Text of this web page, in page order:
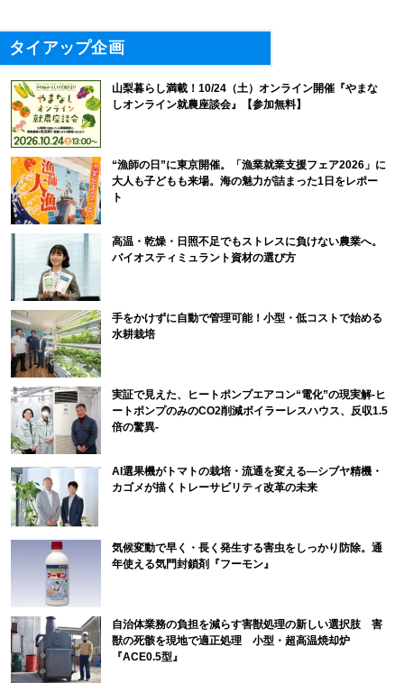
タイアップ企画
山梨暮らし満載！10/24（土）オンライン開催『やまな
しオンライン就農座談会』【参加無料】
“漁師の日”に東京開催。「漁業就業支援フェア2026」に
大人も子どもも来場。海の魅力が詰まった1日をレポー
ト
高温・乾燥・日照不足でもストレスに負けない農業へ。
バイオスティミュラント資材の選び方
手をかけずに自動で管理可能！小型・低コストで始める
水耕栽培
実証で見えた、ヒートポンプエアコン“電化”の現実解-ヒ
ートポンプのみのCO2削減ボイラーレスハウス、反収1.5
倍の驚異-
AI選果機がトマトの栽培・流通を変える―シブヤ精機・
カゴメが描くトレーサビリティ改革の未来
気候変動で早く・長く発生する害虫をしっかり防除。通
年使える気門封鎖剤『フーモン』
自治体業務の負担を減らす害獣処理の新しい選択肢 害
獣の死骸を現地で適正処理 小型・超高温焼却炉
『ACE0.5型』